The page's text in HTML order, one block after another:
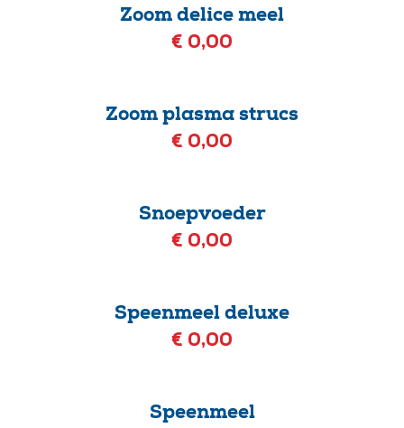
Zoom delice meel
€ 0,00
Zoom plasma strucs
€ 0,00
Snoepvoeder
€ 0,00
Speenmeel deluxe
€ 0,00
Speenmeel